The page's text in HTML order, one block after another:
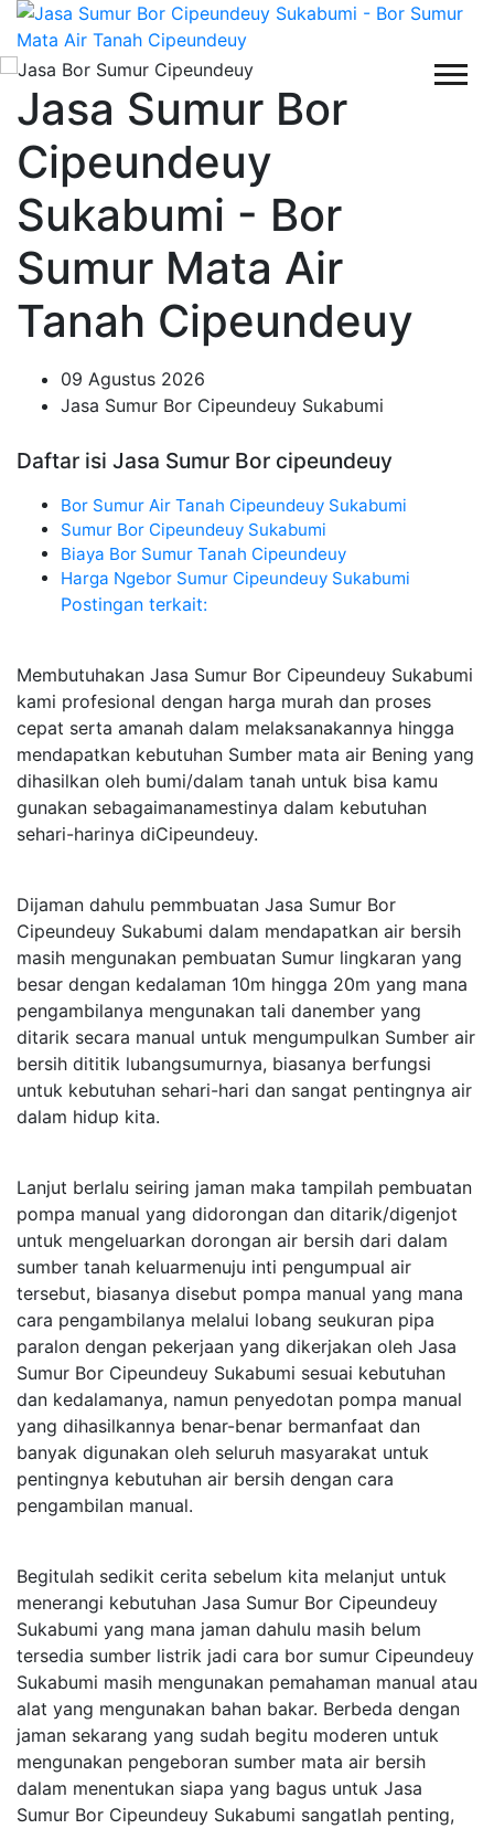
Jasa Sumur Bor
Cipeundeuy
Sukabumi - Bor
Sumur Mata Air
Tanah Cipeundeuy
09 Agustus 2026
Jasa Sumur Bor Cipeundeuy Sukabumi
Daftar isi Jasa Sumur Bor cipeundeuy
Bor Sumur Air Tanah Cipeundeuy Sukabumi
Sumur Bor Cipeundeuy Sukabumi
Biaya Bor Sumur Tanah Cipeundeuy
Harga Ngebor Sumur Cipeundeuy Sukabumi
Postingan terkait:
Membutuhakan Jasa Sumur Bor Cipeundeuy Sukabumi
kami profesional dengan harga murah dan proses
cepat serta amanah dalam melaksanakannya hingga
mendapatkan kebutuhan Sumber mata air Bening yang
dihasilkan oleh bumi/dalam tanah untuk bisa kamu
gunakan sebagaimanamestinya dalam kebutuhan
sehari-harinya diCipeundeuy.
Dijaman dahulu pemmbuatan Jasa Sumur Bor
Cipeundeuy Sukabumi dalam mendapatkan air bersih
masih mengunakan pembuatan Sumur lingkaran yang
besar dengan kedalaman 10m hingga 20m yang mana
pengambilanya mengunakan tali danember yang
ditarik secara manual untuk mengumpulkan Sumber air
bersih dititik lubangsumurnya, biasanya berfungsi
untuk kebutuhan sehari-hari dan sangat pentingnya air
dalam hidup kita.
Lanjut berlalu seiring jaman maka tampilah pembuatan
pompa manual yang didorongan dan ditarik/digenjot
untuk mengeluarkan dorongan air bersih dari dalam
sumber tanah keluarmenuju inti pengumpual air
tersebut, biasanya disebut pompa manual yang mana
cara pengambilanya melalui lobang seukuran pipa
paralon dengan pekerjaan yang dikerjakan oleh Jasa
Sumur Bor Cipeundeuy Sukabumi sesuai kebutuhan
dan kedalamanya, namun penyedotan pompa manual
yang dihasilkannya benar-benar bermanfaat dan
banyak digunakan oleh seluruh masyarakat untuk
pentingnya kebutuhan air bersih dengan cara
pengambilan manual.
Begitulah sedikit cerita sebelum kita melanjut untuk
menerangi kebutuhan Jasa Sumur Bor Cipeundeuy
Sukabumi yang mana jaman dahulu masih belum
tersedia sumber listrik jadi cara bor sumur Cipeundeuy
Sukabumi masih mengunakan pemahaman manual atau
alat yang mengunakan bahan bakar. Berbeda dengan
jaman sekarang yang sudah begitu moderen untuk
mengunakan pengeboran sumber mata air bersih
dalam menentukan siapa yang bagus untuk Jasa
Sumur Bor Cipeundeuy Sukabumi sangatlah penting,